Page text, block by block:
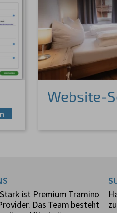
Website-
ist Premium Tramino
Das Team besteht